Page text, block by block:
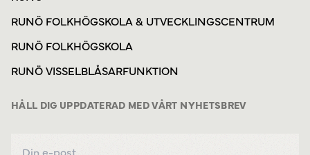
RUNÖ FOLKHÖGSKOLA & UTVECKLINGSCENTRUM
RUNÖ FOLKHÖGSKOLA
RUNÖ VISSELBLÅSARFUNKTION
HÅLL DIG UPPDATERAD MED VÅRT NYHETSBREV